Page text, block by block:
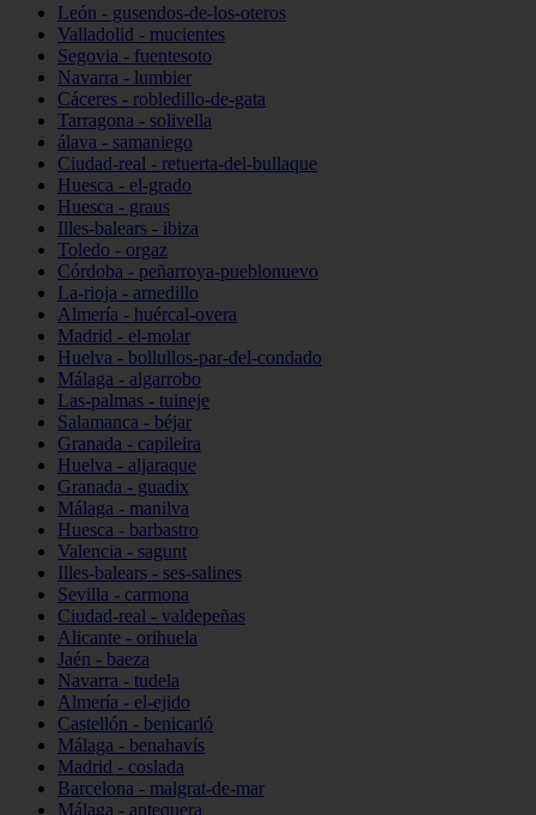
León - gusendos-de-los-oteros
Valladolid - mucientes
Segovia - fuentesoto
Navarra - lumbier
Cáceres - robledillo-de-gata
Tarragona - solivella
álava - samaniego
Ciudad-real - retuerta-del-bullaque
Huesca - el-grado
Huesca - graus
Illes-balears - ibiza
Toledo - orgaz
Córdoba - peñarroya-pueblonuevo
La-rioja - arnedillo
Almería - huércal-overa
Madrid - el-molar
Huelva - bollullos-par-del-condado
Málaga - algarrobo
Las-palmas - tuineje
Salamanca - béjar
Granada - capileira
Huelva - aljaraque
Granada - guadix
Málaga - manilva
Huesca - barbastro
Valencia - sagunt
Illes-balears - ses-salines
Sevilla - carmona
Ciudad-real - valdepeñas
Alicante - orihuela
Jaén - baeza
Navarra - tudela
Almería - el-ejido
Castellón - benicarló
Málaga - benahavís
Madrid - coslada
Barcelona - malgrat-de-mar
Málaga - antequera